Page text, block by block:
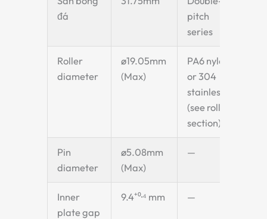
đá
pitch
series
Roller
diameter
ø19.05mm
(Max)
PA6 nylon
or 304
stainless
(see roller
section)
Pin
diameter
ø5.08mm
(Max)
—
Inner
plate gap
9.4⁺⁰·⁴ mm —